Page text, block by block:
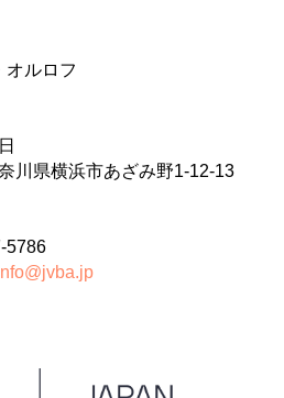
オルロフ
川県横浜市あざみ野1-12-13
5786